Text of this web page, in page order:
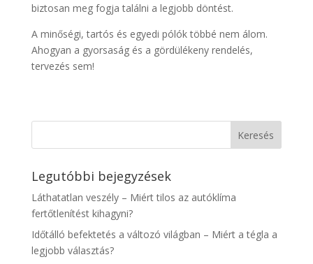
biztosan meg fogja találni a legjobb döntést.
A minőségi, tartós és egyedi pólók többé nem álom.
Ahogyan a gyorsaság és a gördülékeny rendelés,
tervezés sem!
Legutóbbi bejegyzések
Láthatatlan veszély – Miért tilos az autóklíma
fertőtlenítést kihagyni?
Időtálló befektetés a változó világban – Miért a tégla a
legjobb választás?